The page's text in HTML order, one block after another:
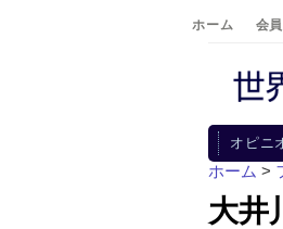
ホーム 会
オピニ
ホーム >
大井